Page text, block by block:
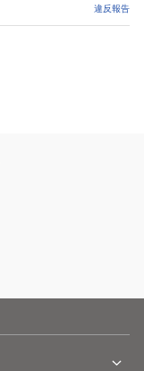
違反報告